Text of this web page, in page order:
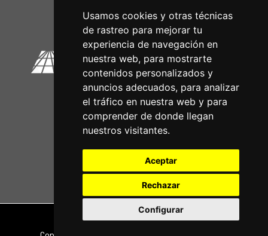
Usamos cookies y otras técnicas
de rastreo para mejorar tu
experiencia de navegación en
nuestra web, para mostrarte
contenidos personalizados y
anuncios adecuados, para analizar
el tráfico en nuestra web y para
comprender de donde llegan
nuestros visitantes.
Aceptar
Rechazar
Configurar
Circuitos Oficiais
Nota legal|Política de privacidade